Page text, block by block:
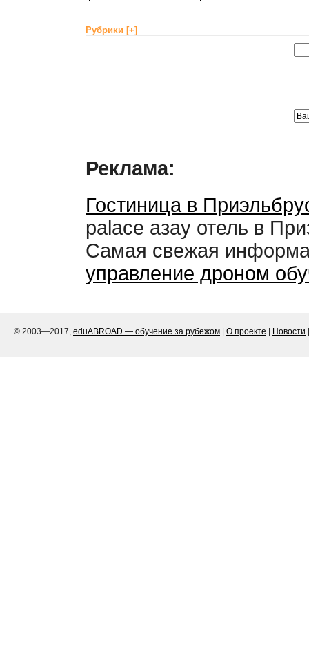
Рубрики [+]
Реклама:
Гостиница в
palace азау отель в
Самая свежая
управление дроном
© 2003—2017, eduABROAD — обучение за рубежом О проекте Новости